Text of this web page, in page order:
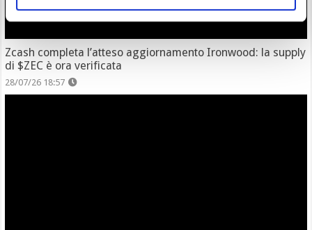
Zcash completa l’atteso aggiornamento Ironwood: la supply
di $ZEC è ora verificata
28/07/26 18:57